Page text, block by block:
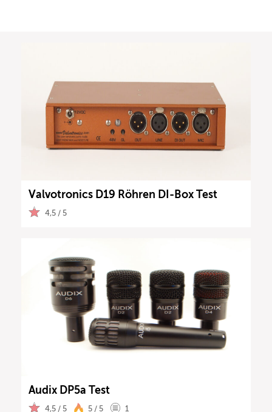
Valvotronics D19 Röhren DI-Box Test
4,5 / 5
Audix DP5a Test
4,5 / 5 5 / 5 1